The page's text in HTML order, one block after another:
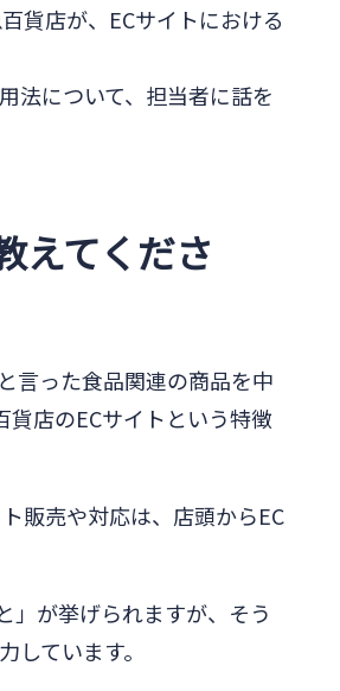
貨店が、ECサイトにおける
法について、担当者に話を
えてくださ
言った食品関連の商品を中
店のECサイトという特徴
販売や対応は、店頭からEC
」が挙げられますが、そう
ています。